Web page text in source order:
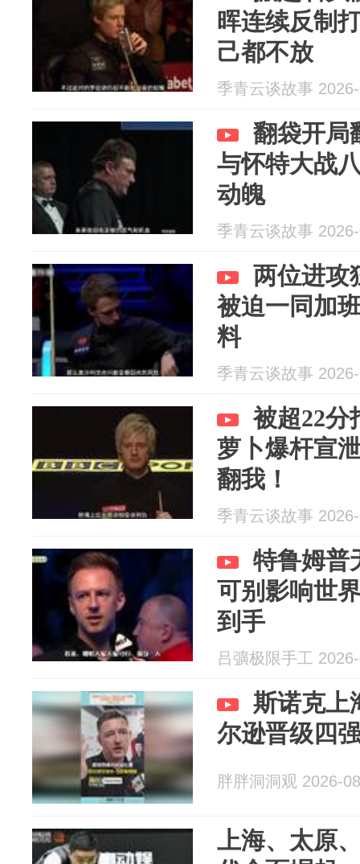
晖连续反制
己都不放
季青云谈故事
翻袋开局
与怀特大战
动魄
季青云谈故事
两位进攻
被迫一同加
料
季青云谈故事
被超22分
萝卜爆杆宣
翻我！
季青云谈故事
特鲁姆普
可别影响世
到手
吕彍极限手工
斯诺克上
尔逊晋级四
胖胖洞洞观 2026-
上海、太原